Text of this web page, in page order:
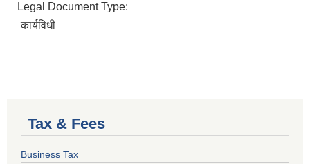
Legal Document Type:
कार्यविधी
Tax & Fees
Business Tax